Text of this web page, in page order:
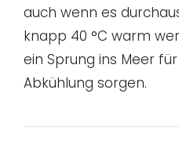
auch wenn es
knapp 40 °C warm
ein Sprung ins Meer
Abkühlung sorgen.